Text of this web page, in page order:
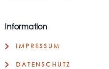
Information
IMPRESSUM
DATENSCHUTZ